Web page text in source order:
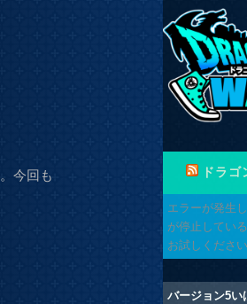
今回も
ドラ
エラーが発生
が停止してい
お試しください
バージョン5い